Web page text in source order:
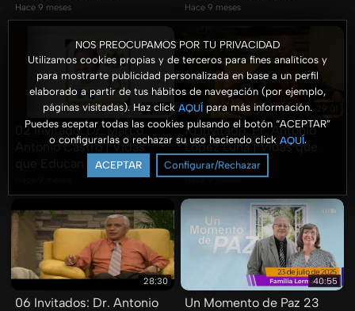
NOS PREOCUPAMOS POR TU PRIVACIDAD
Utilizamos cookies propias y de terceros para fines analíticos y
para mostrarte publicidad personalizada en base a un perfil
elaborado a partir de tus hábitos de navegación (por ejemplo,
páginas visitadas). Haz click AQUÍ para más información.
Puedes aceptar todas las cookies pulsando el botón “ACEPTAR”
o configurarlas o rechazar su uso haciendo click AQUÍ.
ACEPTAR Configurar/Rechazar
Hace 9 meses Hace 9 meses
29:01
02 Invitado: Dr. Marco
Antonio Castro | Vidas
10 Invitado: Pr. Antonio
López Luna | Vidas que
Educan
Hace 9 meses
28:30
06 Invitados: Dr. Antonio
40:55
Un Momento de Paz 23